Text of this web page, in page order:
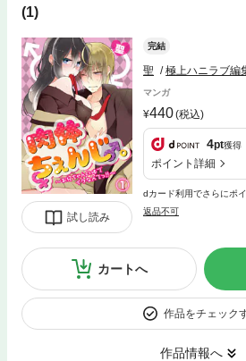
(1)
試し読み
完結
聖 極上ハニラブ編
マンガ
440(税込)
4pt獲得
ポイント詳細
dカード利用でさらにポ
返品不可
カートへ
作品をチェック
作品情報へ